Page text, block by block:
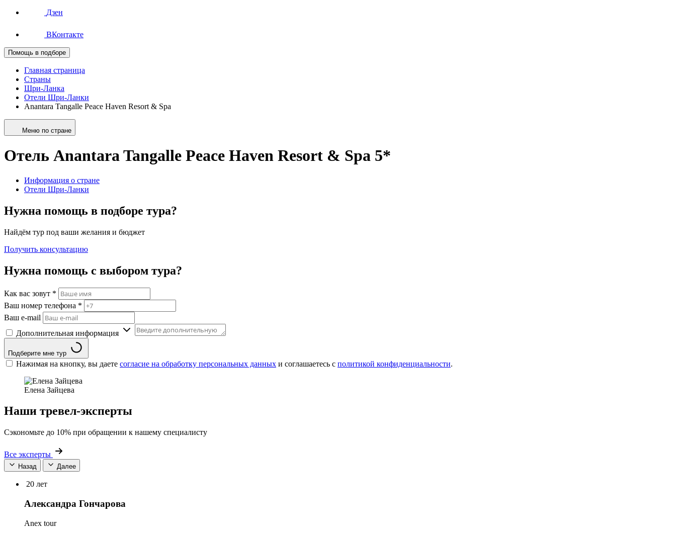
Дзен
ВКонтакте
Помощь в подборе
Главная страница
Страны
Шри-Ланка
Отели Шри-Ланки
Anantara Tangalle Peace Haven Resort & Spa
Меню по стране
Отель Anantara Tangalle Peace Haven Resort & Spa 5*
Информация о стране
Отели Шри-Ланки
Нужна помощь в подборе тура?
Найдём тур под ваши желания и бюджет
Получить консультацию
Нужна помощь с выбором тура?
Как вас зовут *
Ваш номер телефона *
Ваш e-mail
Дополнительная информация
Подберите мне тур
Нажимая на кнопку, вы даете согласие на обработку персональных данных и соглашаетесь c политикой конфиденциальности.
Елена Зайцева
Наши тревел-эксперты
Сэкономьте до 10% при обращении к нашему специалисту
Все эксперты
Назад Далее
20 лет
Александра Гончарова
Anex tour